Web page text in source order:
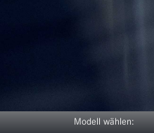
Modell wählen: